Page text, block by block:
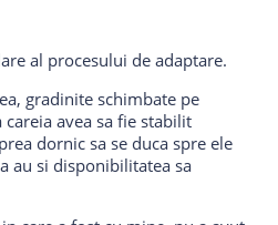
al procesului de adaptare.
gradinite schimbate pe
avea sa fie stabilit
dornic sa se duca spre ele
au si disponibilitatea sa